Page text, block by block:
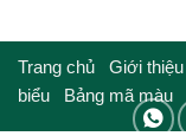
Trang chủ Giới thiệu
biểu
Bảng mã màu